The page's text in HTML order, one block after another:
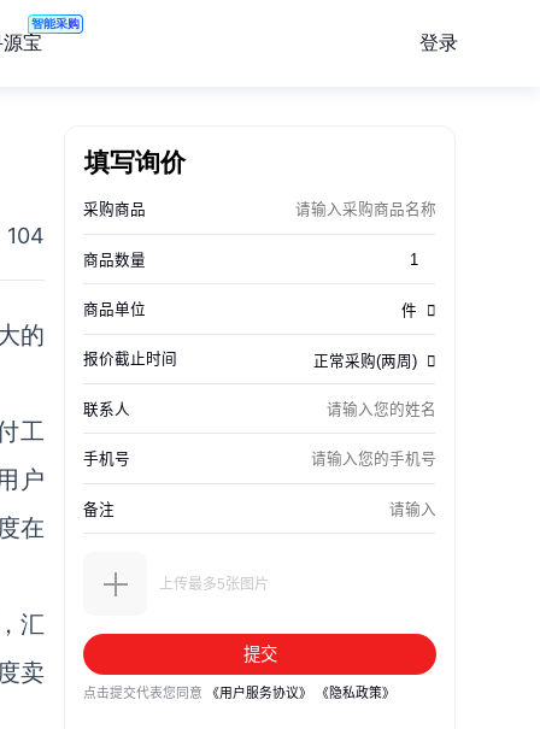
宝
智能采购
登录
104
的
工
户
在
汇
卖
填写询价